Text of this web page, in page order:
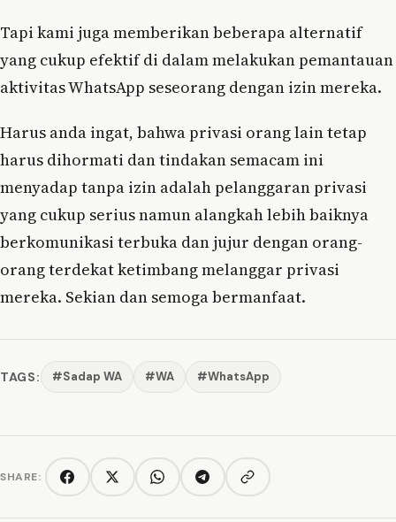
Tapi kami juga memberikan beberapa alternatif
yang cukup efektif di dalam melakukan pemantauan
aktivitas WhatsApp seseorang dengan izin mereka.
Harus anda ingat, bahwa privasi orang lain tetap
harus dihormati dan tindakan semacam ini
menyadap tanpa izin adalah pelanggaran privasi
yang cukup serius namun alangkah lebih baiknya
berkomunikasi terbuka dan jujur dengan orang-
orang terdekat ketimbang melanggar privasi
mereka. Sekian dan semoga bermanfaat.
TAGS: #Sadap WA #WA #WhatsApp
SHARE: FacebookTwitter/XWhatsAppTelegramCopy link